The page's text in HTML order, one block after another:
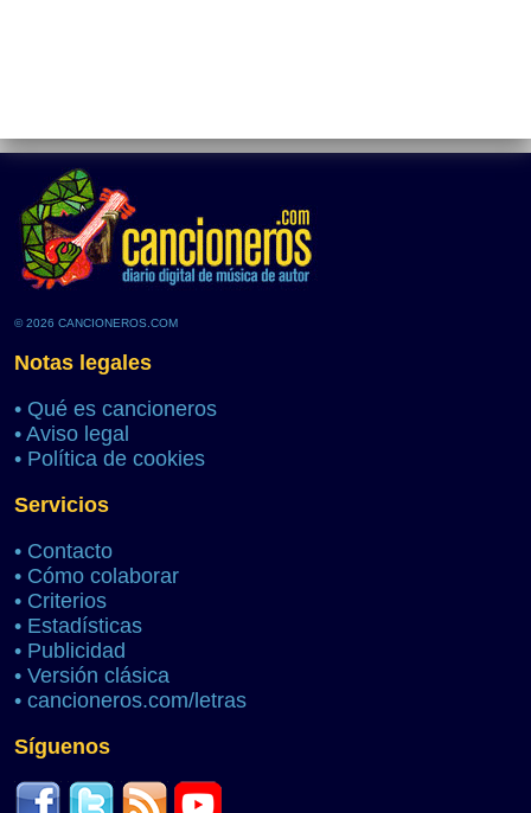
© 2026 CANCIONEROS.COM
Notas legales
• Qué es cancioneros
• Aviso legal
• Política de cookies
Servicios
• Contacto
• Cómo colaborar
• Criterios
• Estadísticas
• Publicidad
• Versión clásica
• cancioneros.com/letras
Síguenos